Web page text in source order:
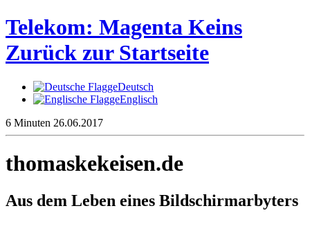
Telekom: Magenta Keins
Zurück zur Startseite
Deutsch
Englisch
6 Minuten 26.06.2017
thomaskekeisen.de
Aus dem Leben eines Bildschirmarbyters